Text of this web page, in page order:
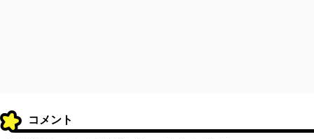
コメント